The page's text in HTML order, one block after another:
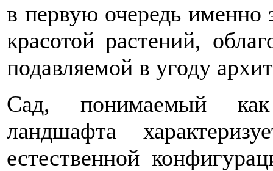
в первую очередь именно
красотой растений,
подавляемой в угоду
Сад, понимаемый как
ландшафта
естественной